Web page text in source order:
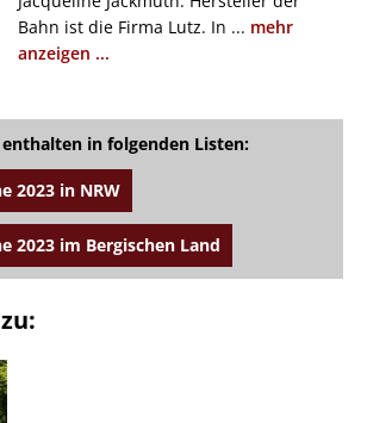
Bahn ist die Firma Lutz. In ... mehr
anzeigen ...
enthalten in folgenden Listen:
2023 in NRW
2023 im Bergischen Land